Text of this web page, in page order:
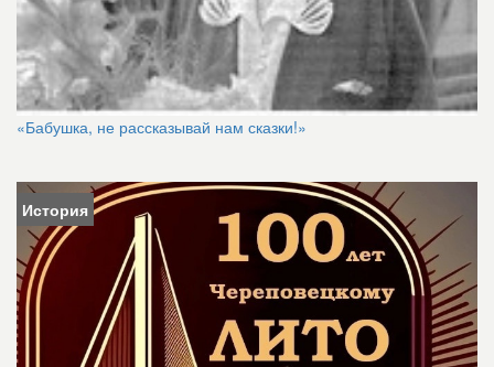
«Бабушка, не рассказывай нам сказки!»
История